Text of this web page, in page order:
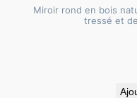
Miroir rond en bois
tressé et